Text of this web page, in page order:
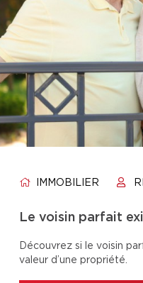
IMMOBILIER
Le voisin parfait
Découvrez si le voisin
valeur d’une propriété.